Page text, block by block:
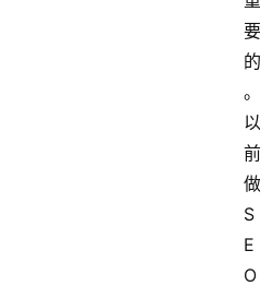
要
的
。
以
前
做
S
E
O